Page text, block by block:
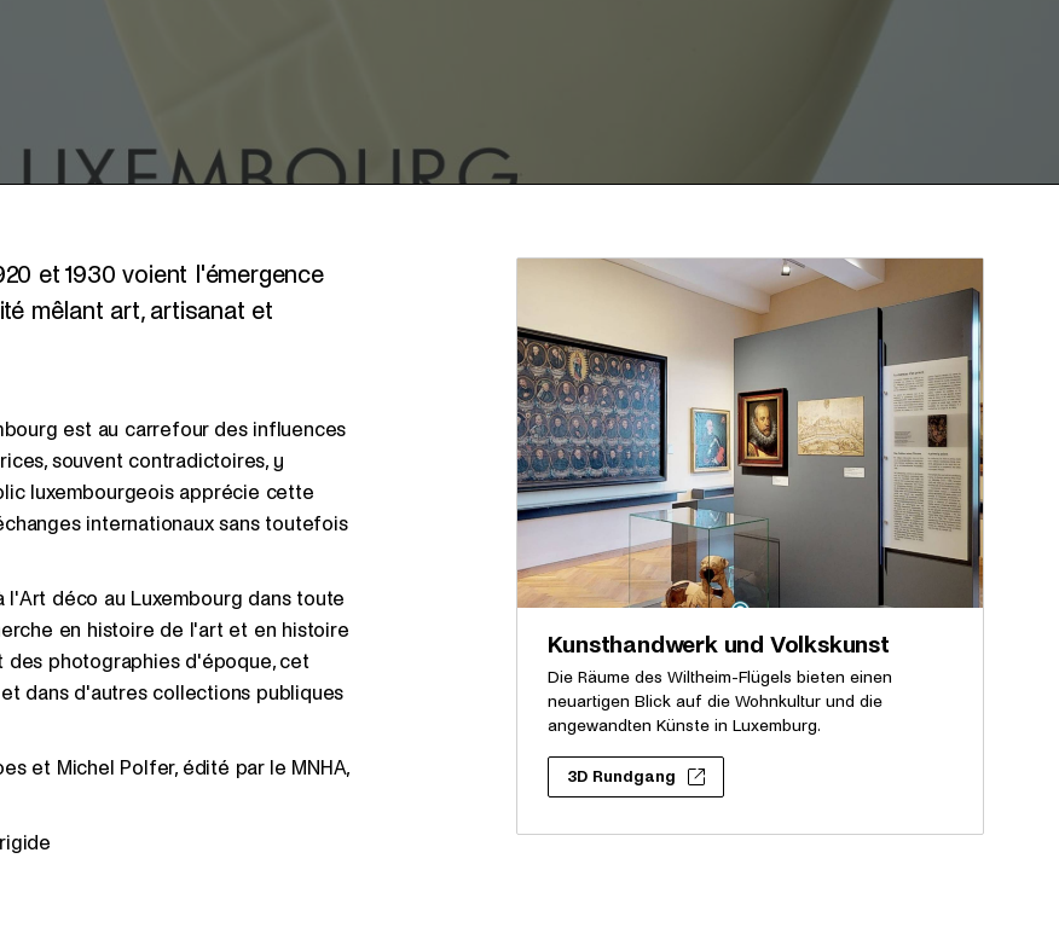
et 1930 voient l'émergence
mêlant art, artisanat et
est au carrefour des influences
souvent contradictoires, y
luxembourgeois apprécie cette
internationaux sans toutefois
l'Art déco au Luxembourg dans toute
en histoire de l'art et en histoire
des photographies d'époque, cet
dans d'autres collections publiques
et Michel Polfer, édité par le MNHA,
Kunsthandwerk und Volkskunst
Die Räume des Wiltheim-Flügels bieten einen
neuartigen Blick auf die Wohnkultur und die
angewandten Künste in Luxemburg.
3D Rundgang